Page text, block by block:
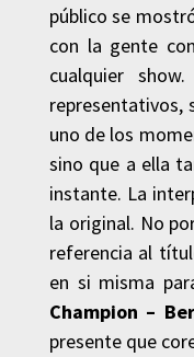
público se
con la gente
cualquier
representativos,
uno de los
sino que a ella
instante. La
la original. No
referencia al
en si misma
Champion –
presente que